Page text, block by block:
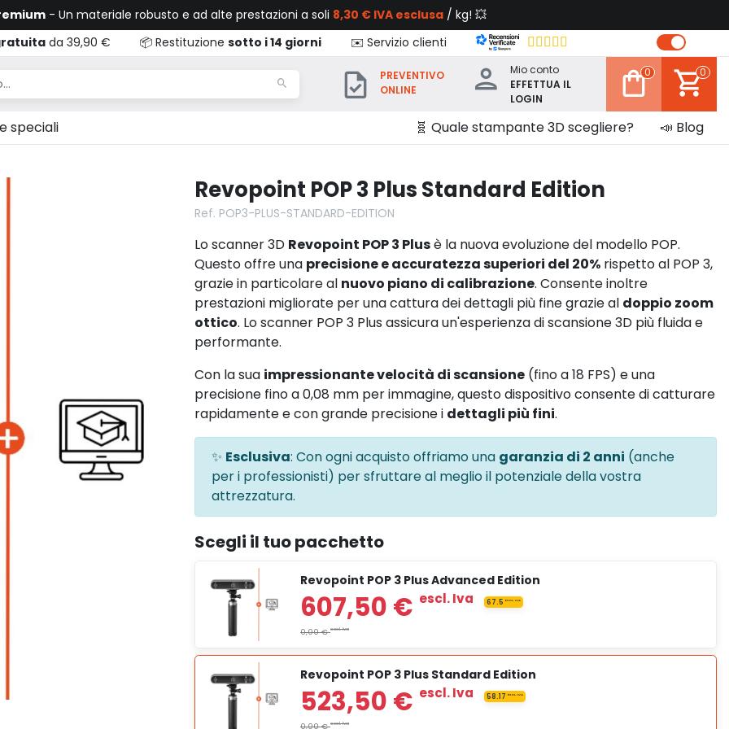
- Un materiale robusto e ad alte prestazioni a soli 8,30 € IVA esclusa / kg! 💥
da 39,90 € 📦 Restituzione sotto i 14 giorni ✉️ Servizio clienti
PREVENTIVO
ONLINE
Mio conto
EFFETTUA IL
LOGIN
0 0
speciali 🧬 Quale stampante 3D scegliere? 📣 Blog
Revopoint POP 3 Plus Standard Edition
Ref. POP3-PLUS-STANDARD-EDITION
Lo scanner 3D Revopoint POP 3 Plusè la nuova evoluzione del modello POP.
Questo offre una precisione e accuratezza superiori del 20% rispetto al POP 3,
grazie in particolare al nuovo piano di calibrazione. Consente inoltre
prestazioni migliorate per una cattura dei dettagli più fine grazie al doppio zoom
ottico. Lo scanner POP 3 Plus assicura un'esperienza di scansione 3D più fluida e
performante.
Con la sua impressionante velocità di scansione (fino a 18 FPS) e una
precisione fino a 0,08 mm per immagine, questo dispositivo consente di catturare
rapidamente e con grande precisione i dettagli più fini.
✨ Esclusiva: Con ogni acquisto offriamo una garanzia di 2 anni (anche
per i professionisti) per sfruttare al meglio il potenziale della vostra
attrezzatura.
Scegli il tuo pacchetto
Revopoint POP 3 Plus Advanced Edition
Revopoint POP 3 Plus Standard Edition